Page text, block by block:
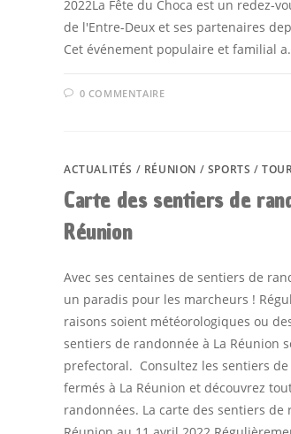
2022La Fête du Choca est un redez-
de l'Entre-Deux et ses partenaires
Cet événement populaire et familial
0 COMMENTAIRE
ACTUALITÉS / RÉUNION / SPORTS /
Carte des sentiers de
Réunion
Avec ses centaines de sentiers de
un paradis pour les marcheurs !
raisons soient météorologiques ou
sentiers de randonnée à La Réunion
prefectoral. Consultez les sentiers
fermés à La Réunion et découvrez
randonnées. La carte des sentiers de